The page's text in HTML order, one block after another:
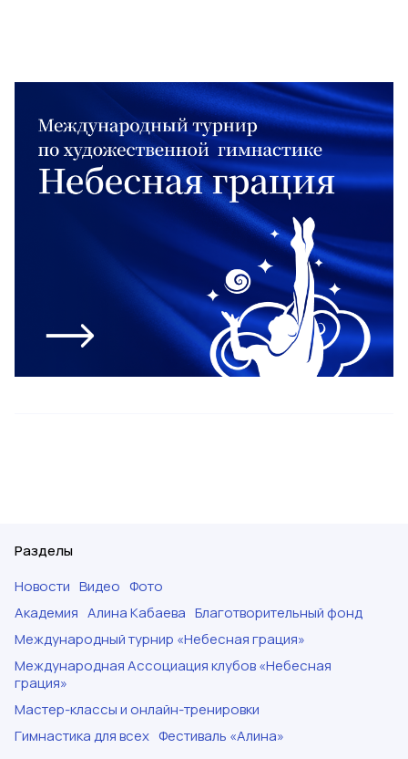
Разделы
Новости Видео Фото
Академия Алина Кабаева Благотворительный фонд
Международный турнир «Небесная грация»
Международная Ассоциация клубов «Небесная
грация»
Мастер-классы и онлайн-тренировки
Гимнастика для всех Фестиваль «Алина»